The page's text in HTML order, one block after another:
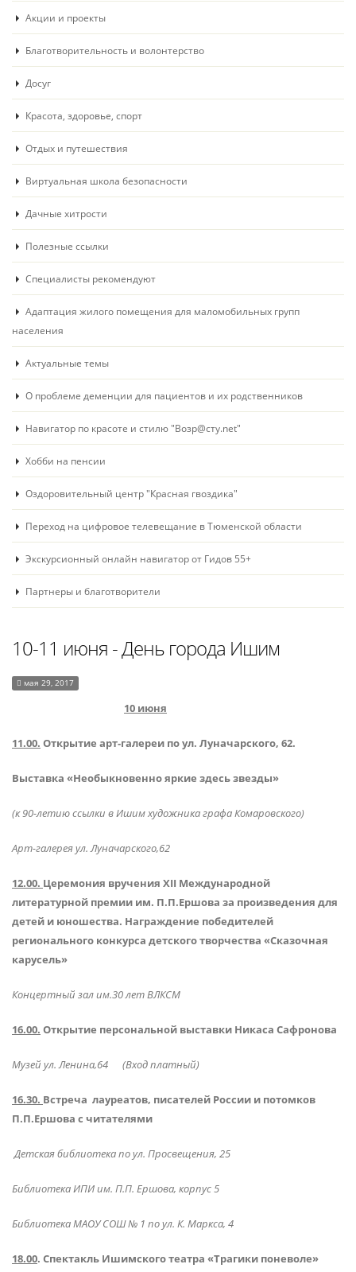
Акции и проекты
Благотворительность и волонтерство
Досуг
Красота, здоровье, спорт
Отдых и путешествия
Виртуальная школа безопасности
Дачные хитрости
Полезные ссылки
Специалисты рекомендуют
Адаптация жилого помещения для маломобильных групп
населения
Актуальные темы
О проблеме деменции для пациентов и их родственников
Навигатор по красоте и стилю "Возр@сту.net"
Хобби на пенсии
Оздоровительный центр "Красная гвоздика"
Переход на цифровое телевещание в Тюменской области
Экскурсионный онлайн навигатор от Гидов 55+
Партнеры и благотворители
10-11 июня - День города Ишим
мая 29, 2017
10 июня
11.00. Открытие арт-галереи по ул. Луначарского, 62.
Выставка «Необыкновенно яркие здесь звезды»
(к 90-летиюссылки в Ишим художника графа Комаровского)
Арт-галерея ул. Луначарского,62
12.00. Церемония вручения XII Международной
литературной премии им. П.П.Ершова за произведения для
детей и юношества. Награждение победителей
регионального конкурса детского творчества «Сказочная
карусель»
Концертный зал им.30 лет ВЛКСМ
16.00. Открытие персональной выставки Никаса Сафронова
Музей ул. Ленина,64 (Вход платный)
16.30. Встреча лауреатов, писателей России и потомков
П.П.Ершова с читателями
Детская библиотека по ул. Просвещения, 25
Библиотека ИПИ им. П.П. Ершова, корпус 5
Библиотека МАОУ СОШ № 1 по ул. К. Маркса, 4
18.00. Спектакль Ишимского театра «Трагики поневоле»